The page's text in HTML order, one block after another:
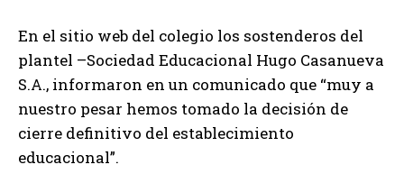
En el sitio web del colegio los sostenderos del
plantel –Sociedad Educacional Hugo Casanueva
S.A., informaron en un comunicado que “muy a
nuestro pesar hemos tomado la decisión de
cierre definitivo del establecimiento
educacional”.